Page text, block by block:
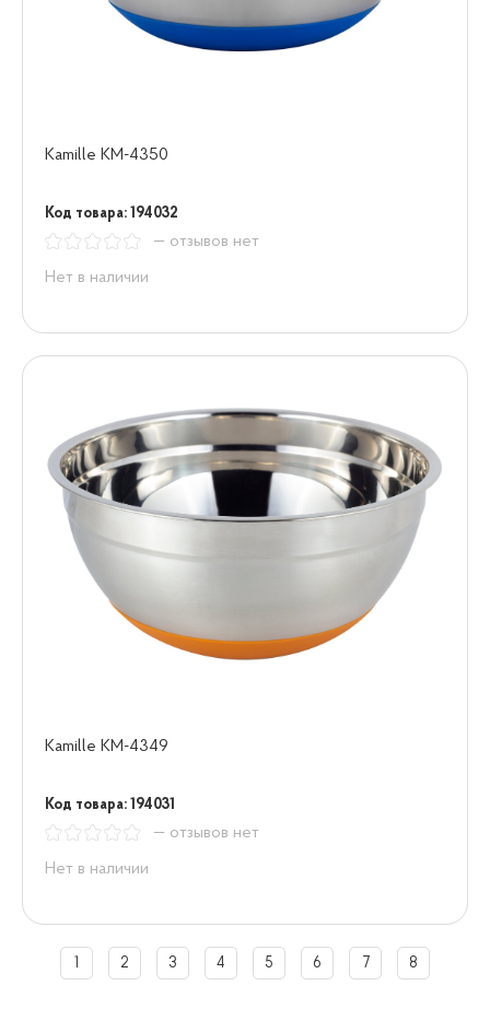
Kamille KM-4350
Код товара: 194032
— отзывов нет
Нет в наличии
Kamille KM-4349
Код товара: 194031
— отзывов нет
Нет в наличии
1 2 3 4 5 6 7 8